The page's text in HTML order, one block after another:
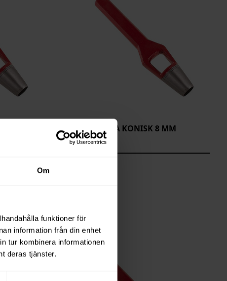
Om
funktioner för
information från din enhet
tur kombinera informationen
deras tjänster.
HUGGPIPA KONISK 8 MM
8020-8508